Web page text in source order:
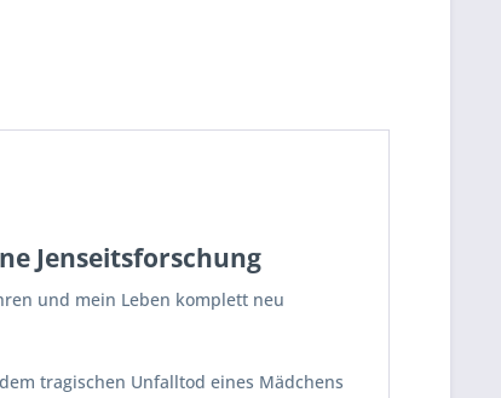
Jenseitsforschung
und mein Leben komplett neu
tragischen Unfalltod eines Mädchens